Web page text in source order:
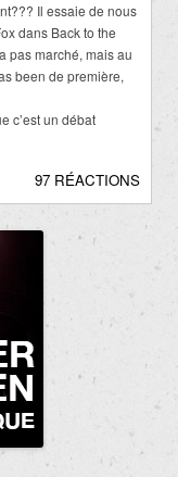
Il essaie de nous
dans Back to the
pas marché, mais au
been de première,
c’est un débat
97 RÉACTIONS